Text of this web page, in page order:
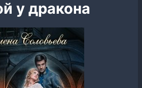
у дракона